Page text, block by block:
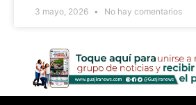
3 mayo, 2026 No hay comentarios